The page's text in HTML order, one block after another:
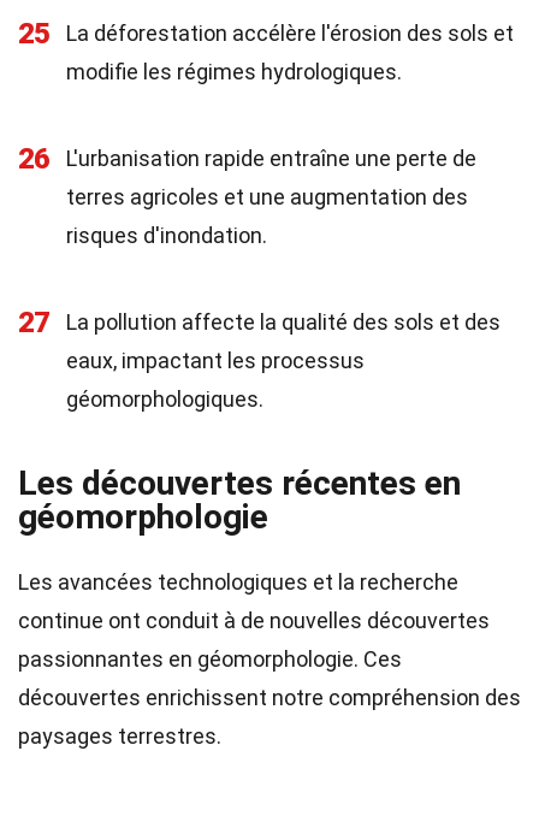
25
La déforestation accélère l'érosion des sols et
modifie les régimes hydrologiques.
26
L'urbanisation rapide entraîne une perte de
terres agricoles et une augmentation des
risques d'inondation.
27
La pollution affecte la qualité des sols et des
eaux, impactant les processus
géomorphologiques.
Les découvertes récentes en
géomorphologie
Les avancées technologiques et la recherche
continue ont conduit à de nouvelles découvertes
passionnantes en géomorphologie. Ces
découvertes enrichissent notre compréhension des
paysages terrestres.